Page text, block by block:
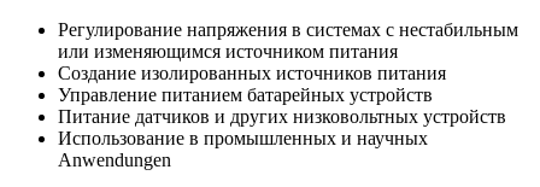
Регулирование напряжения в системах с нестабильным
или изменяющимся источником питания
Создание изолированных источников питания
Управление питанием батарейных устройств
Питание датчиков и других низковольтных устройств
Использование в промышленных и научных
Anwendungen